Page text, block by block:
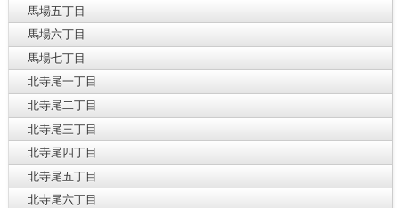
馬場五丁目
馬場六丁目
馬場七丁目
北寺尾一丁目
北寺尾二丁目
北寺尾三丁目
北寺尾四丁目
北寺尾五丁目
北寺尾六丁目